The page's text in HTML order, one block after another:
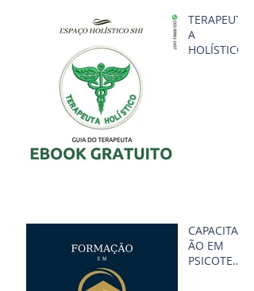
TERAPEUT
A
HOLÍSTICO
CAPACITAÇ
ÃO EM
PSICOTERA